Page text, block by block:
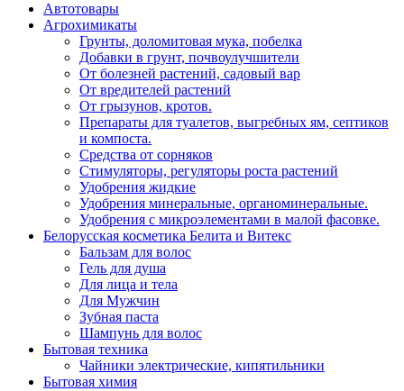
Автотовары
Агрохимикаты
Грунты, доломитовая мука, побелка
Добавки в грунт, почвоулучшители
От болезней растений, садовый вар
От вредителей растений
От грызунов, кротов.
Препараты для туалетов, выгребных ям, септиков
и компоста.
Средства от сорняков
Стимуляторы, регуляторы роста растений
Удобрения жидкие
Удобрения минеральные, органоминеральные.
Удобрения с микроэлементами в малой фасовке.
Белорусская косметика Белита и Витекс
Бальзам для волос
Гель для душа
Для лица и тела
Для Мужчин
Зубная паста
Шампунь для волос
Бытовая техника
Чайники электрические, кипятильники
Бытовая химия